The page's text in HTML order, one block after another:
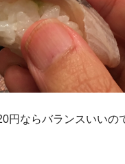
円ならバランスいいの